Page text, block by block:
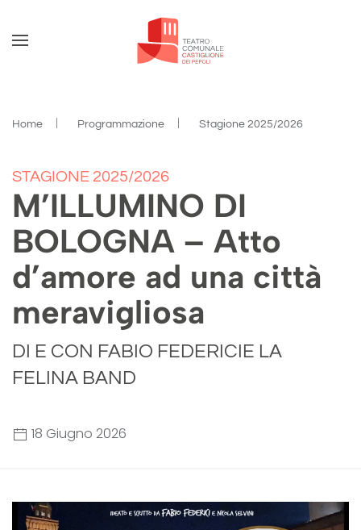
Skip to main content
Home Programmazione Stagione 2025/2026
STAGIONE 2025/2026
M’ILLUMINO DI
BOLOGNA – Atto
d’amore ad una città
meravigliosa
DI E CON FABIO FEDERICIE LA
FELINA BAND
18 Giugno 2026